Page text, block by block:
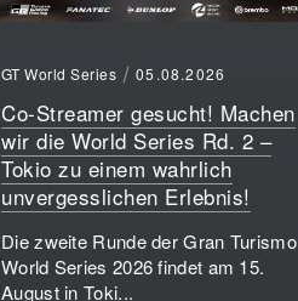
GT World Series 05.08.2026
Co-Streamer gesucht! Machen
wir die World Series Rd. 2 –
Tokio zu einem wahrlich
unvergesslichen Erlebnis!
Die zweite Runde der Gran Turismo
World Series 2026 findet am 15.
August in Toki...